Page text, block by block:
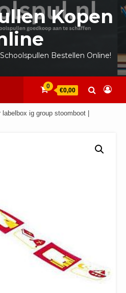
Kopen
Bestellen Online!
0
€0,00
ig group stoomboot |